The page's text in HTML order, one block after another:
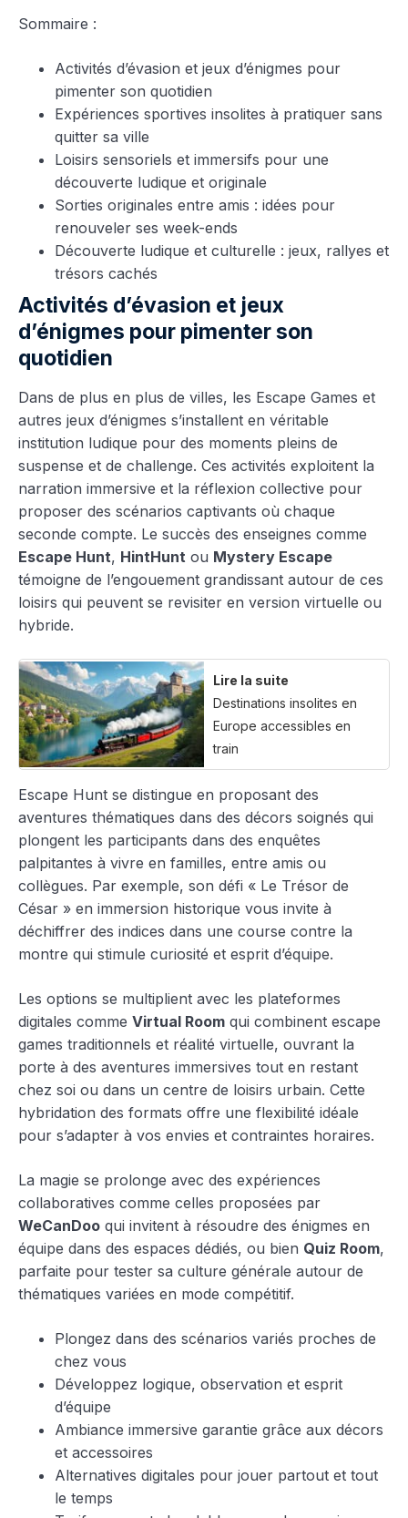
Sommaire :
Activités d’évasion et jeux d’énigmes pour
pimenter son quotidien
Expériences sportives insolites à pratiquer sans
quitter sa ville
Loisirs sensoriels et immersifs pour une
découverte ludique et originale
Sorties originales entre amis : idées pour
renouveler ses week-ends
Découverte ludique et culturelle : jeux, rallyes et
trésors cachés
Activités d’évasion et jeux
d’énigmes pour pimenter son
quotidien
Dans de plus en plus de villes, les Escape Games et
autres jeux d’énigmes s’installent en véritable
institution ludique pour des moments pleins de
suspense et de challenge. Ces activités exploitent la
narration immersive et la réflexion collective pour
proposer des scénarios captivants où chaque
seconde compte. Le succès des enseignes comme
Escape Hunt, HintHunt ou Mystery Escape
témoigne de l’engouement grandissant autour de ces
loisirs qui peuvent se revisiter en version virtuelle ou
hybride.
Lire la suite
Destinations insolites en
Europe accessibles en
train
Escape Hunt se distingue en proposant des
aventures thématiques dans des décors soignés qui
plongent les participants dans des enquêtes
palpitantes à vivre en familles, entre amis ou
collègues. Par exemple, son défi « Le Trésor de
César » en immersion historique vous invite à
déchiffrer des indices dans une course contre la
montre qui stimule curiosité et esprit d’équipe.
Les options se multiplient avec les plateformes
digitales comme Virtual Room qui combinent escape
games traditionnels et réalité virtuelle, ouvrant la
porte à des aventures immersives tout en restant
chez soi ou dans un centre de loisirs urbain. Cette
hybridation des formats offre une flexibilité idéale
pour s’adapter à vos envies et contraintes horaires.
La magie se prolonge avec des expériences
collaboratives comme celles proposées par
WeCanDoo qui invitent à résoudre des énigmes en
équipe dans des espaces dédiés, ou bien Quiz Room,
parfaite pour tester sa culture générale autour de
thématiques variées en mode compétitif.
Plongez dans des scénarios variés proches de
chez vous
Développez logique, observation et esprit
d’équipe
Ambiance immersive garantie grâce aux décors
et accessoires
Alternatives digitales pour jouer partout et tout
le temps